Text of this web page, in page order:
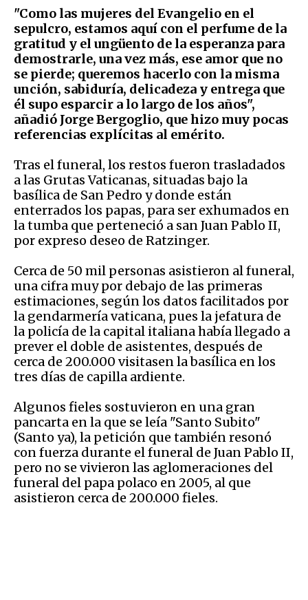
"Como las mujeres del Evangelio en el
sepulcro, estamos aquí con el perfume de la
gratitud y el ungüento de la esperanza para
demostrarle, una vez más, ese amor que no
se pierde; queremos hacerlo con la misma
unción, sabiduría, delicadeza y entrega que
él supo esparcir a lo largo de los años",
añadió Jorge Bergoglio, que hizo muy pocas
referencias explícitas al emérito.
Tras el funeral, los restos fueron trasladados
a las Grutas Vaticanas, situadas bajo la
basílica de San Pedro y donde están
enterrados los papas, para ser exhumados en
la tumba que perteneció a san Juan Pablo II,
por expreso deseo de Ratzinger.
Cerca de 50 mil personas asistieron al funeral,
una cifra muy por debajo de las primeras
estimaciones, según los datos facilitados por
la gendarmería vaticana, pues la jefatura de
la policía de la capital italiana había llegado a
prever el doble de asistentes, después de
cerca de 200.000 visitasen la basílica en los
tres días de capilla ardiente.
Algunos fieles sostuvieron en una gran
pancarta en la que se leía "Santo Subito"
(Santo ya), la petición que también resonó
con fuerza durante el funeral de Juan Pablo II,
pero no se vivieron las aglomeraciones del
funeral del papa polaco en 2005, al que
asistieron cerca de 200.000 fieles.